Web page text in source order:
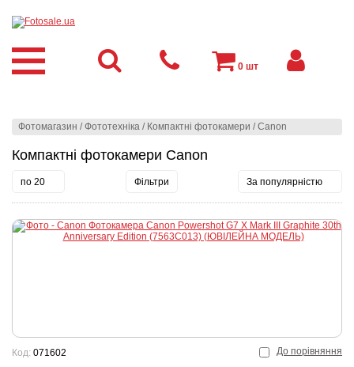
Фотомагазин /Фототехніка / Компактні фотокамери /Canon
Компактні фотокамери Canon
по 20 Фільтри За популярністю
До порівняння
Код: 071602
0 шт